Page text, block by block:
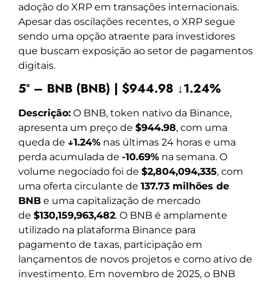
adoção do XRP em transações internacionais.
Apesar das oscilações recentes, o XRP segue
sendo uma opção atraente para investidores
que buscam exposição ao setor de pagamentos
digitais.
5º – BNB (BNB) | $944.98 ↓1.24%
Descrição: O BNB, token nativo da Binance,
apresenta um preço de $944.98, com uma
queda de ↓1.24% nas últimas 24 horas e uma
perda acumulada de -10.69% na semana. O
volume negociado foi de $2,804,094,335, com
uma oferta circulante de 137.73 milhões de
BNB e uma capitalização de mercado
de $130,159,963,482. O BNB é amplamente
utilizado na plataforma Binance para
pagamento de taxas, participação em
lançamentos de novos projetos e como ativo de
investimento. Em novembro de 2025, o BNB